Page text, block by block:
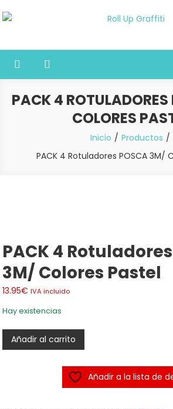
al
artes
PACK 4
COLORES
Inicio
Productos
PACK 4 Rotuladores POSCA 3M/
PACK 4 Rotuladores
3M/ Colores Pastel
13.95€ IVA incluido
Hay existencias
PACK
4
Añadir al carrito
Añadir a la lista de